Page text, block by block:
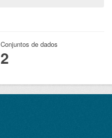
Conjuntos de dados
2